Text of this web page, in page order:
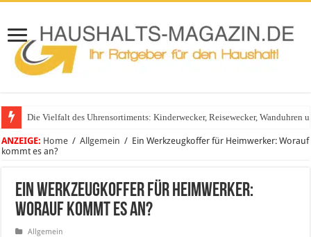
Die Vielfalt des Uhrensortiments: Kinderwecker, Reisewecker, Wanduhren
Glasgeländer in modernen Wohnhäusern
ANZEIGE: Home / Allgemein / Ein Werkzeugkoffer für Heimwerker: Worauf
kommt es an?
Ein Werkzeugkoffer für Heimwerker:
Worauf kommt es an?
Allgemein